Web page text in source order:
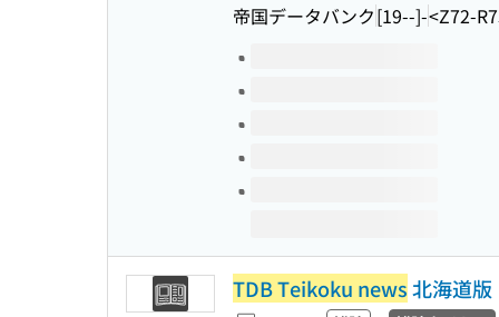
帝国データバンク[19--]-<Z72-
Volumes of this title
TDB Teikoku news北海道版